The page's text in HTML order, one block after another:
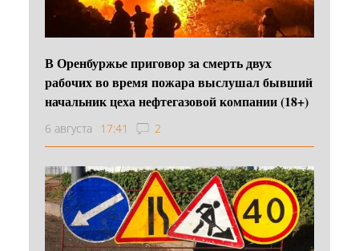
В Оренбуржье приговор за смерть двух
рабочих во время пожара выслушал бывший
начальник цеха нефтегазовой компании (18+)
6 августа 17:41 2